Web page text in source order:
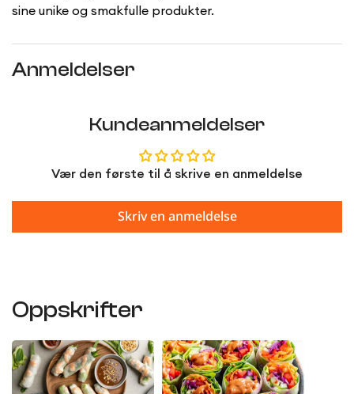
sine unike og smakfulle produkter.
Anmeldelser
Kundeanmeldelser
Vær den første til å skrive en anmeldelse
Skriv en anmeldelse
Oppskrifter